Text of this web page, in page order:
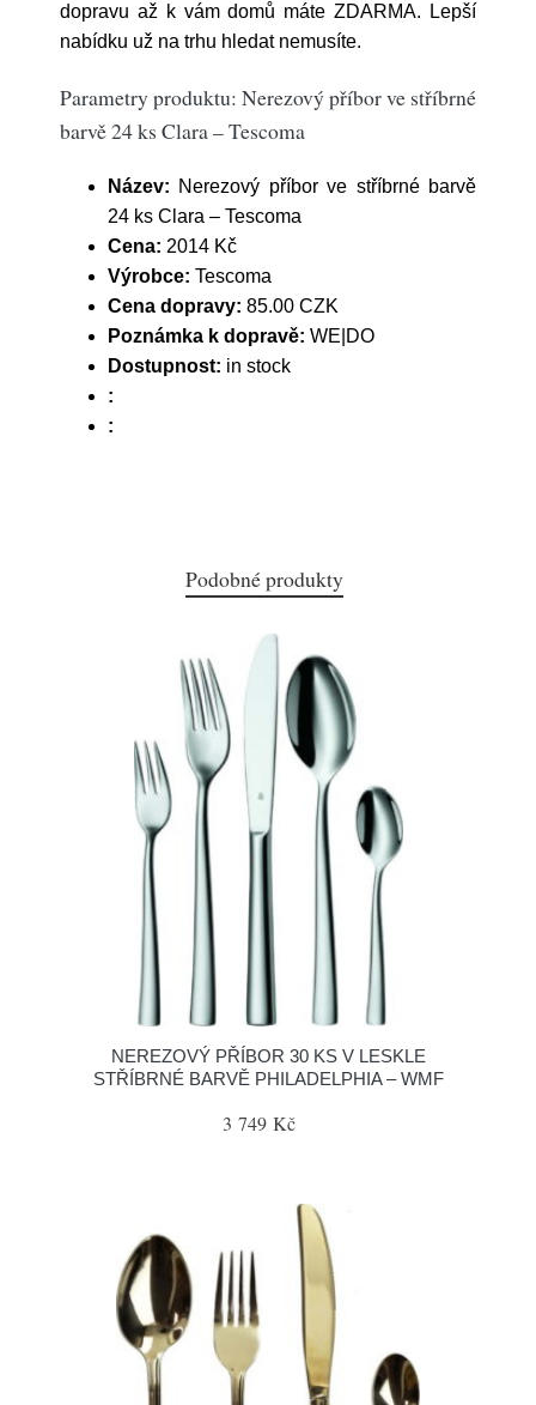
dopravu až k vám domů máte ZDARMA. Lepší
nabídku už na trhu hledat nemusíte.
Parametry produktu: Nerezový příbor ve stříbrné
barvě 24 ks Clara – Tescoma
Název: Nerezový příbor ve stříbrné barvě
24 ks Clara – Tescoma
Cena: 2014 Kč
Výrobce: Tescoma
Cena dopravy: 85.00 CZK
Poznámka k dopravě: WE|DO
Dostupnost: in stock
:
:
Podobné produkty
NEREZOVÝ PŘÍBOR 30 KS V LESKLE
STŘÍBRNÉ BARVĚ PHILADELPHIA – WMF
3 749 Kč